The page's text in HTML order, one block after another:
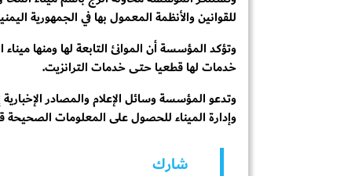
للقوانين والأنظمة المعمول بها في الجمهورية
وتؤكد المؤسسة أن الموانئ التابعة لها ومنها
خدمات لها قطعيا حتى خدمات الترانزيت.
وتدعو المؤسسة وسائل الإعلام والمصادر
وإدارة الميناء للحصول على المعلومات الصحيحة
شارك